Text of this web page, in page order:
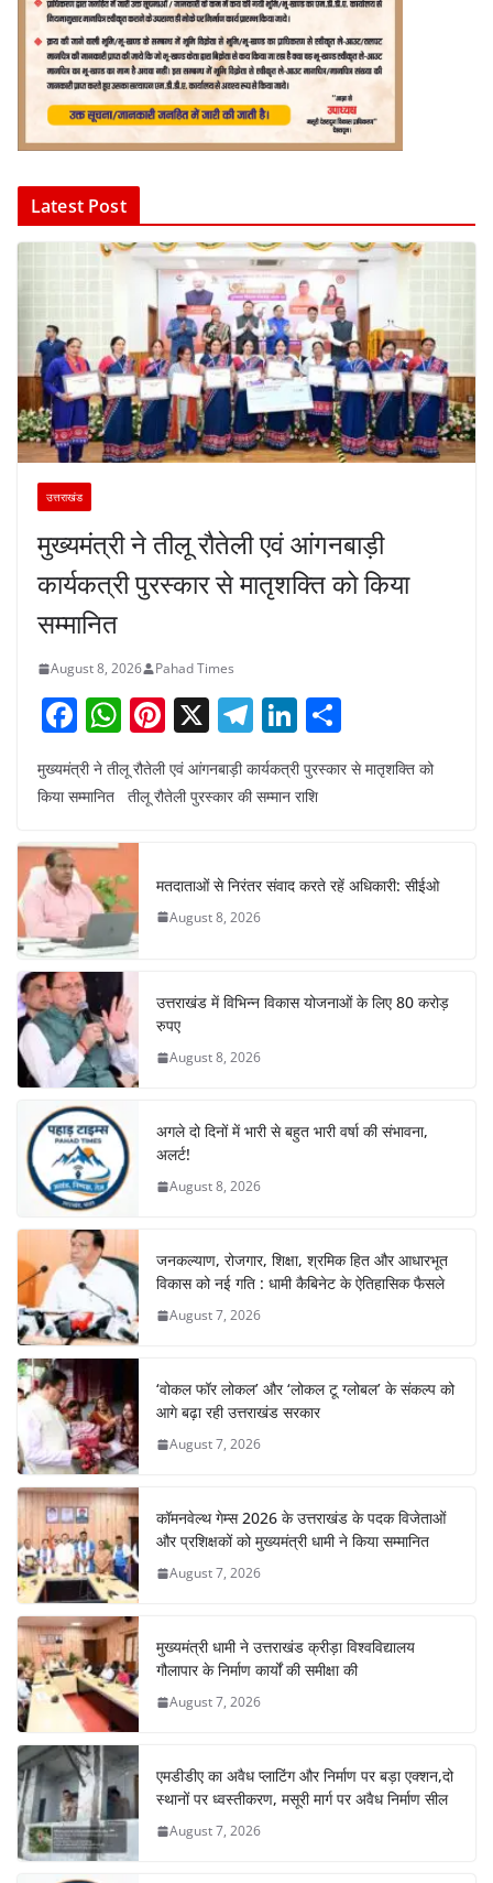
Latest Post
उत्तराखंड
मुख्यमंत्री ने तीलू रौतेली एवं आंगनबाड़ी
कार्यकत्री पुरस्कार से मातृशक्ति को किया
सम्मानित
August 8, 2026 Pahad Times
F
a
c
b
o
o
k
W
h
at
A
p
p
Pi
nt
er
X T
el
e
m
Li
n
k
n
h
ar
मुख्यमंत्री ने तीलू रौतेली एवं आंगनबाड़ी कार्यकत्री पुरस्कार से मातृशक्ति को
किया सम्मानित तीलू रौतेली पुरस्कार की सम्मान राशि
मतदाताओं से निरंतर संवाद करते रहें अधिकारी: सीईओ
August 8, 2026
उत्तराखंड में विभिन्न विकास योजनाओं के लिए 80 करोड़
रुपए
August 8, 2026
अगले दो दिनों में भारी से बहुत भारी वर्षा की संभावना,
अलर्ट!
August 8, 2026
जनकल्याण, रोजगार, शिक्षा, श्रमिक हित और आधारभूत
विकास को नई गति : धामी कैबिनेट के ऐतिहासिक फैसले
August 7, 2026
‘वोकल फॉर लोकल’ और ‘लोकल टू ग्लोबल’ के संकल्प को
आगे बढ़ा रही उत्तराखंड सरकार
August 7, 2026
कॉमनवेल्थ गेम्स 2026 के उत्तराखंड के पदक विजेताओं
और प्रशिक्षकों को मुख्यमंत्री धामी ने किया सम्मानित
August 7, 2026
मुख्यमंत्री धामी ने उत्तराखंड क्रीड़ा विश्वविद्यालय
गौलापार के निर्माण कार्यों की समीक्षा की
August 7, 2026
एमडीडीए का अवैध प्लाटिंग और निर्माण पर बड़ा एक्शन,दो
स्थानों पर ध्वस्तीकरण, मसूरी मार्ग पर अवैध निर्माण सील
August 7, 2026